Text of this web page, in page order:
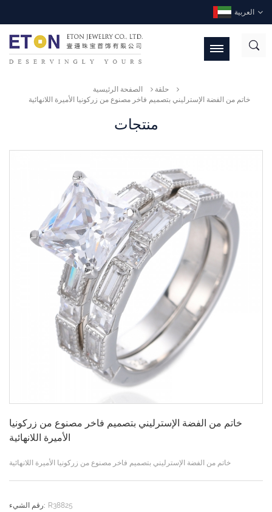
العربية
الصفحة الرئيسية
حلقة
خاتم من الفضة الإسترليني بتصميم فاخر مصنوع من زركونيا الأميرة اللانهائية
منتجات
خاتم من الفضة الإسترليني بتصميم فاخر مصنوع من زركونيا
الأميرة اللانهائية
خاتم من الفضة الإسترليني بتصميم فاخر مصنوع من زركونيا الأميرة اللانهائية
رقم الشيء: R38825